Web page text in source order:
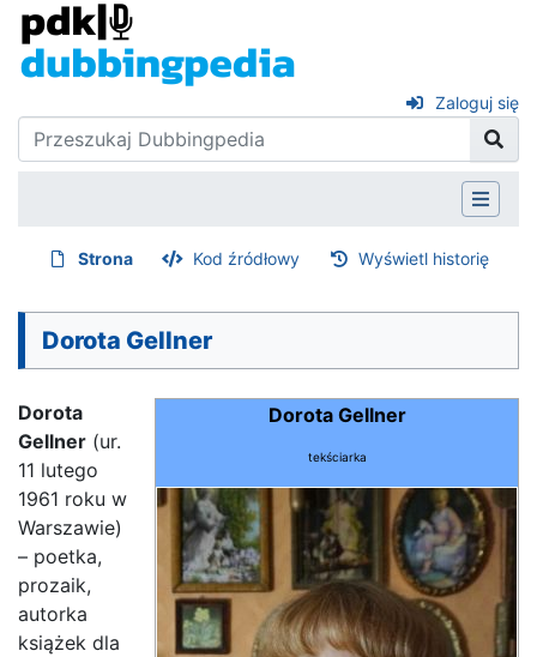
Zaloguj się
Strona Kod źródłowy Wyświetl historię
Dorota Gellner
Dorota Gellner
tekściarka
Dorota
Gellner (ur.
11 lutego
1961 roku w
Warszawie)
– poetka,
prozaik,
autorka
książek dla